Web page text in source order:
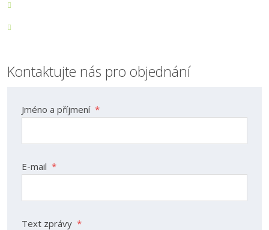
Kontaktujte nás pro objednání
Jméno a příjmení *
E-mail *
Text zprávy *